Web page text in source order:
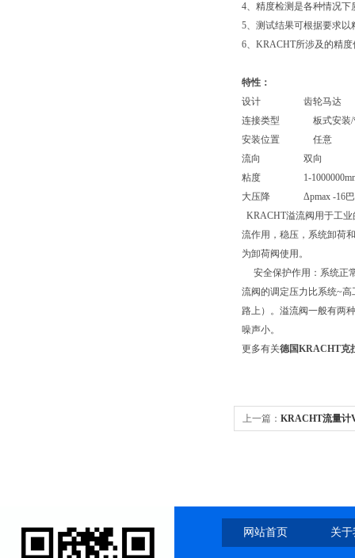
4、精度检测是各种情况下
5、测试结果可根据要求
6、KRACHT所涉及的精
特性：
设计 齿轮马达
连接类型 板式安装/
安装位置 任意
流向 双向
粘度 1-1000000mm2/
大压降 Δpmax -16巴
KRACHT溢流阀用于工
流作用，稳压，系统卸荷
为卸荷阀使用。
安全保护作用：系统正
流阀的调定压力比系统~
路上）。溢流阀一般有两
噪声小。
更多有关德国KRACHT克
上一篇： KRACHT流量计
网站首页 关